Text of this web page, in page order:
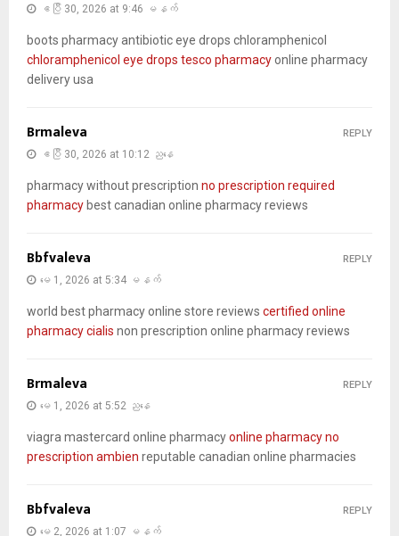
ဧပြီ 30, 2026 at 9:46 မနက်
boots pharmacy antibiotic eye drops chloramphenicol
chloramphenicol eye drops tesco pharmacyonline pharmacy
delivery usa
Brmaleva
ဧပြီ 30, 2026 at 10:12 ညနေ
pharmacy without prescription no prescription required
pharmacy best canadian online pharmacy reviews
REPLY
Bbfvaleva
မေ 1, 2026 at 5:34 မနက်
world best pharmacy online store reviews certified online
pharmacy cialis non prescription online pharmacy reviews
REPLY
Brmaleva
မေ 1, 2026 at 5:52 ညနေ
viagra mastercard online pharmacyonline pharmacy no
prescription ambien reputable canadian online pharmacies
REPLY
Bbfvaleva
မေ 2, 2026 at 1:07 မနက်
REPLY